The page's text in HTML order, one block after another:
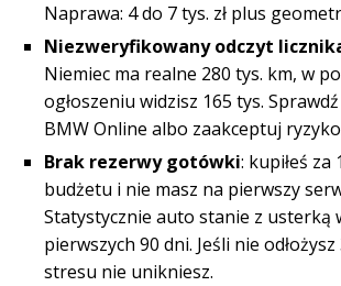
Naprawa: 4 do 7 tys. zł plus
Niezweryfikowany odczyt
Niemiec ma realne 280 tys. km, w
ogłoszeniu widzisz 165 tys.
BMW Online albo zaakceptuj
Brak rezerwy gotówki: kupiłeś
budżetu i nie masz na pierwszy
Statystycznie auto stanie z usterką
pierwszych 90 dni. Jeśli nie odłożysz
stresu nie unikniesz.